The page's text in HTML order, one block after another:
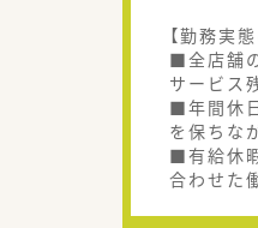
【勤務実
■全店舗
サービス
■年間休
を保ちな
■有給休
合わせた